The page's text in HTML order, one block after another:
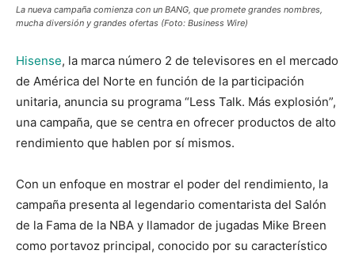
La nueva campaña comienza con un BANG, que promete grandes nombres,
mucha diversión y grandes ofertas (Foto: Business Wire)
Hisense, la marca número 2 de televisores en el mercado
de América del Norte en función de la participación
unitaria, anuncia su programa “Less Talk. Más explosión”,
una campaña, que se centra en ofrecer productos de alto
rendimiento que hablen por sí mismos.
Con un enfoque en mostrar el poder del rendimiento, la
campaña presenta al legendario comentarista del Salón
de la Fama de la NBA y llamador de jugadas Mike Breen
como portavoz principal, conocido por su característico